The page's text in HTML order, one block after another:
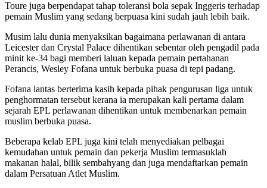
Toure juga berpendapat tahap toleransi bola sepak Inggeris terhadap
pemain Muslim yang sedang berpuasa kini sudah jauh lebih baik.
Musim lalu dunia menyaksikan bagaimana perlawanan di antara
Leicester dan Crystal Palace dihentikan sebentar oleh pengadil pada
minit ke-34 bagi memberi laluan kepada pemain pertahanan
Perancis, Wesley Fofana untuk berbuka puasa di tepi padang.
Fofana lantas berterima kasih kepada pihak pengurusan liga untuk
penghormatan tersebut kerana ia merupakan kali pertama dalam
sejarah EPL perlawanan dihentikan untuk membenarkan pemain
muslim berbuka puasa.
Beberapa kelab EPL juga kini telah menyediakan pelbagai
kemudahan untuk pemain dan pekerja Muslim termasuklah
makanan halal, bilik sembahyang dan juga mendaftarkan pemain
dalam Persatuan Atlet Muslim.